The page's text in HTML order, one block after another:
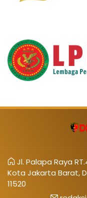
Jl. Palapa Raya
Kota Jakarta Barat,
11520